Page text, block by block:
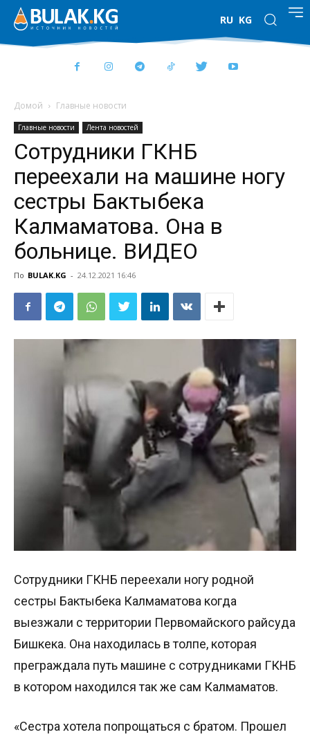
RU KG
Домой Главные новости
Главные новости Лента новостей
Сотрудники ГКНБ
переехали на машине ногу
сестры Бактыбека
Калмаматова. Она в
больнице. ВИДЕО
По BULAK.KG - 24.12.2021 16:46
Сотрудники ГКНБ переехали ногу родной
сестры Бактыбека Калмаматова когда
выезжали с территории Первомайского райсуда
Бишкека. Она находилась в толпе, которая
преграждала путь машине с сотрудниками ГКНБ
в котором находился так же сам Калмаматов.
«Сестра хотела попрощаться с братом. Прошел